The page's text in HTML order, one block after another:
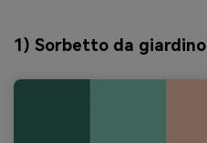
1) Sorbetto da giardino